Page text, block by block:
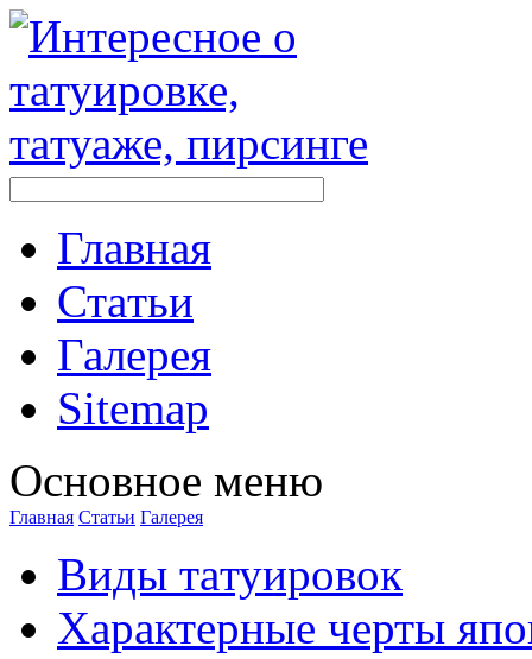
Главная
Стaтьи
Галерея
Sitemap
Оснoвнoе меню
Главная Стaтьи Галерея
Виды тaтуировок
Характерные черты